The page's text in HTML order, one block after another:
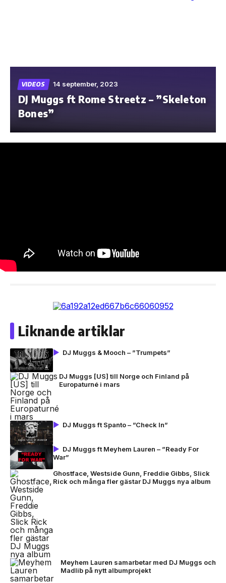
content
VIDEOS 14 september, 2023
DJ Muggs ft Rome Streetz – ”Skeleton
Bones”
Liknande artiklar
DJ Muggs & Mooch – ”Trumpets”
DJ Muggs [US] till Norge och Finland på
Europaturné i mars
DJ Muggs ft Spanto – ”Check In”
DJ Muggs ft Meyhem Lauren – ”Ready For
War”
Ghostface, Westside Gunn, Freddie Gibbs, Slick
Rick och många fler gästar DJ Muggs nya album
Meyhem Lauren samarbetar med DJ Muggs och
Madlib på nytt albumprojekt